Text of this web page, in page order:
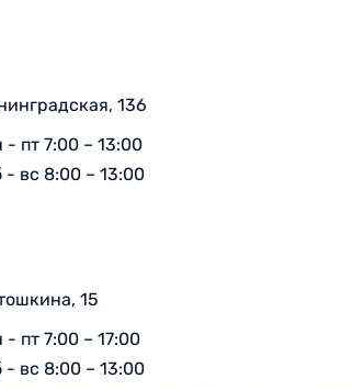
136
- пт 7:00 – 13:00
- вс 8:00 – 13:00
15
- пт 7:00 – 17:00
- вс 8:00 – 13:00